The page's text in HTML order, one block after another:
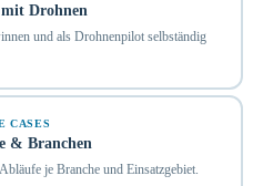
Drohnen
und als Drohnenpilot selbständig
CASES
& Branchen
je Branche und Einsatzgebiet.